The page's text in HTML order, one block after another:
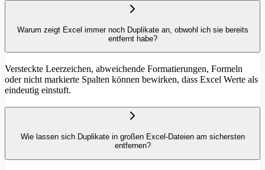
Warum zeigt Excel immer noch Duplikate an, obwohl ich sie bereits
entfernt habe?
Versteckte Leerzeichen, abweichende Formatierungen, Formeln
oder nicht markierte Spalten können bewirken, dass Excel Werte als
eindeutig einstuft.
Wie lassen sich Duplikate in großen Excel-Dateien am sichersten
entfernen?